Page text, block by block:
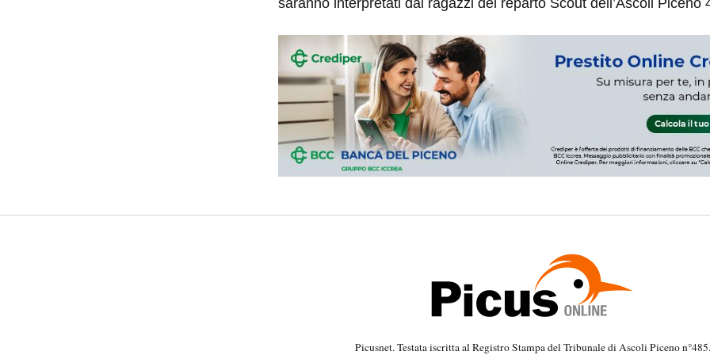
Picusnet. Testata iscritta al Registro Stampa del Tribunale di Ascoli Piceno n°485.